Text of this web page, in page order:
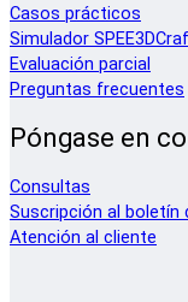
Casos prácticos
Simulador
Evaluación parcial
Preguntas frecuentes
Póngase en
Consultas
Suscripción al boletín
Atención al cliente